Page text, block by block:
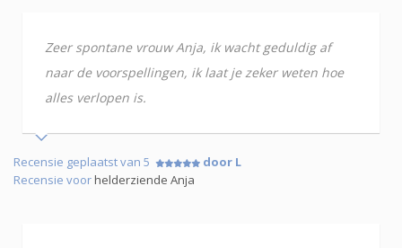
Zeer spontane vrouw Anja, ik wacht geduldig af
naar de voorspellingen, ik laat je zeker weten hoe
alles verlopen is.
Recensie geplaatst van 5
door L
Recensie voorhelderziende Anja